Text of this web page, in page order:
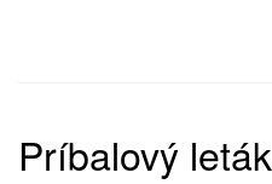
Príbalový leták